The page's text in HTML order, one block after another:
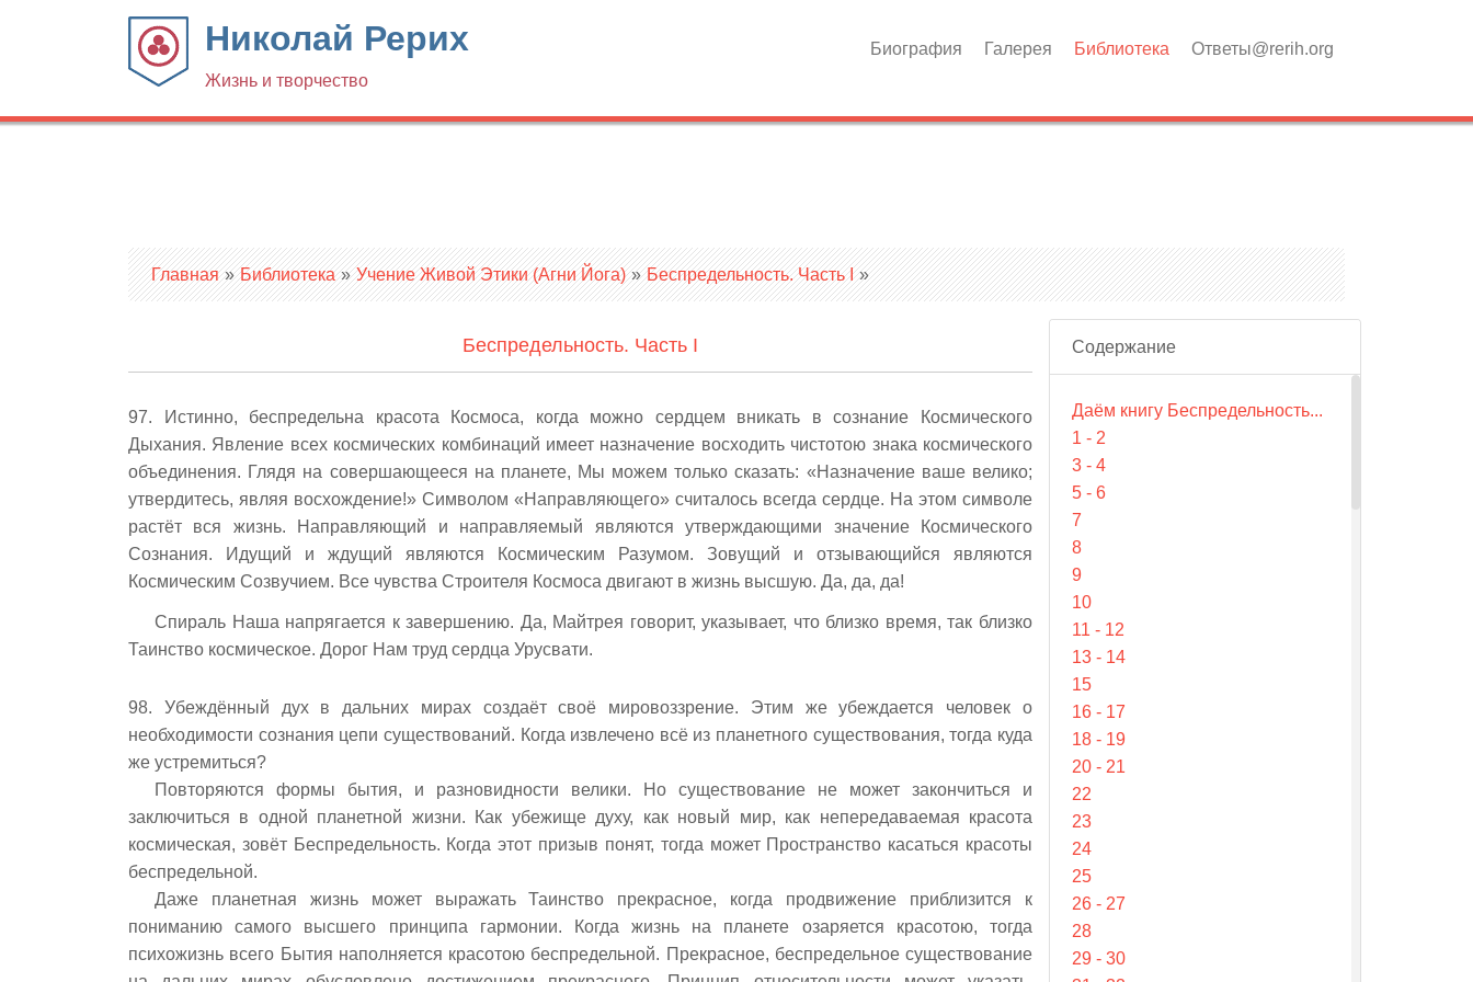
Николай Рерих
Жизнь и творчество
Биография Галерея Библиотека Ответы@rerih.org
Вы здесь
Главная » Библиотека » Учение Живой Этики (Агни Йога) » Беспредельность. Часть I »
Беспредельность. Часть I
97. Истинно, беспредельна красота Космоса, когда можно сердцем вникать в сознание Космического
Дыхания. Явление всех космических комбинаций имеет назначение восходить чистотою знака космического
объединения. Глядя на совершающееся на планете, Мы можем только сказать: «Назначение ваше велико;
утвердитесь, являя восхождение!» Символом «Направляющего» считалось всегда сердце. На этом символе
растёт вся жизнь. Направляющий и направляемый являются утверждающими значение Космического
Сознания. Идущий и ждущий являются Космическим Разумом. Зовущий и отзывающийся являются
Космическим Созвучием. Все чувства Строителя Космоса двигают в жизнь высшую. Да, да, да!
Спираль Наша напрягается к завершению. Да, Майтрея говорит, указывает, что близко время, так близко
Таинство космическое. Дорог Нам труд сердца Урусвати.
98. Убеждённый дух в дальних мирах создаёт своё мировоззрение. Этим же убеждается человек о
необходимости сознания цепи существований. Когда извлечено всё из планетного существования, тогда куда
же устремиться?
Повторяются формы бытия, и разновидности велики. Но существование не может закончиться и
заключиться в одной планетной жизни. Как убежище духу, как новый мир, как непередаваемая красота
космическая, зовёт Беспредельность. Когда этот призыв понят, тогда может Пространство касаться красоты
беспредельной.
Даже планетная жизнь может выражать Таинство прекрасное, когда продвижение приблизится к
пониманию самого высшего принципа гармонии. Когда жизнь на планете озаряется красотою, тогда
психожизнь всего Бытия наполняется красотою беспредельной. Прекрасное, беспредельное существование
Содержание
Даём книгу Беспредельность...
1 - 2
3 - 4
5 - 6
7
8
9
10
11 - 12
13 - 14
15
16 - 17
18 - 19
20 - 21
22
23
24
25
26 - 27
28
29 - 30